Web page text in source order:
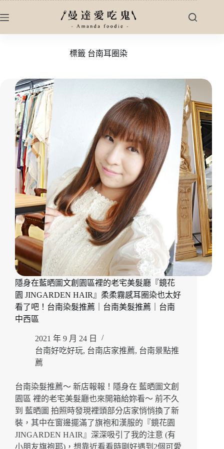
至
標籤 台南耳圈染
隱身在藍晒圖文創園區裡的老宅美髮廳『鏡花
園 JINGARDEN HAIR』柔柔霧感耳圈染也太好
看了吧！台南染髮推薦｜台南美髮推薦｜台南
中西區
2021 年 9 月 24 日
台南好吃好玩, 台南店家推薦, 台南景點推
薦
台南染髮推薦～ 新店報報！隱身在 藍晒圖文創
園區 裡的老宅美髮廳也來開箱給妳看～ 前不久
到 藍晒圖 拍照時發現裡頭部分店家悄悄換了新
裝，其中在窗邊擺滿了旗袍和漢服的『鏡花園
JINGARDEN HAIR』深深吸引了我的注意 (有
小朋友旗袍耶)，想靠近看看時剛好遇到2個可愛